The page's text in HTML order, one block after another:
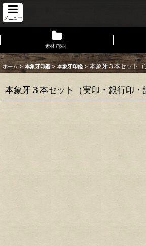
メニュー
素材で探す
ホーム > 本象牙印鑑 > 本象牙印鑑 > 本象牙３本セット
本象牙３本セット（実印・銀行印